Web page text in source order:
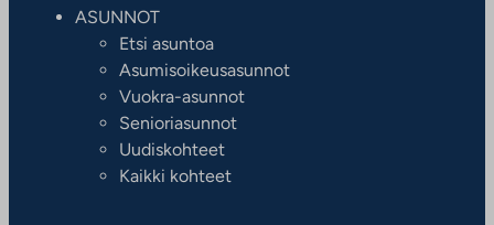
ASUNNOT
Etsi asuntoa
Asumisoikeusasunnot
Vuokra-asunnot
Senioriasunnot
Uudiskohteet
Kaikki kohteet